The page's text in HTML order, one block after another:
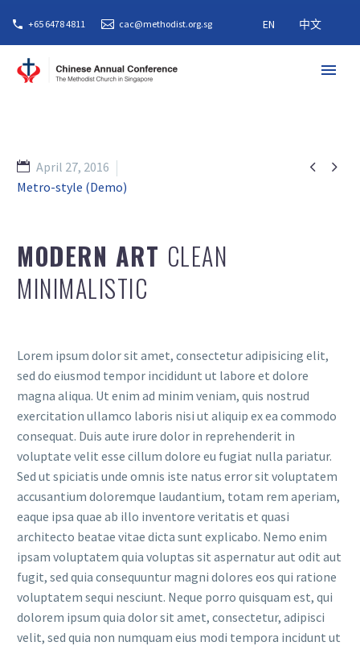
+65 6478 4811 cac@methodist.org.sg EN 中文
 
April 27, 2016
Metro-style (Demo)
MODERN ART CLEAN
MINIMALISTIC
Lorem ipsum dolor sit amet, consectetur adipisicing elit,
sed do eiusmod tempor incididunt ut labore et dolore
magna aliqua. Ut enim ad minim veniam, quis nostrud
exercitation ullamco laboris nisi ut aliquip ex ea commodo
consequat. Duis aute irure dolor in reprehenderit in
voluptate velit esse cillum dolore eu fugiat nulla pariatur.
Sed ut spiciatis unde omnis iste natus error sit voluptatem
accusantium doloremque laudantium, totam rem aperiam,
eaque ipsa quae ab illo inventore veritatis et quasi
architecto beatae vitae dicta sunt explicabo. Nemo enim
ipsam voluptatem quia voluptas sit aspernatur aut odit aut
fugit, sed quia consequuntur magni dolores eos qui ratione
voluptatem sequi nesciunt. Neque porro quisquam est, qui
dolorem ipsum quia dolor sit amet, consectetur, adipisci
velit, sed quia non numquam eius modi tempora incidunt ut